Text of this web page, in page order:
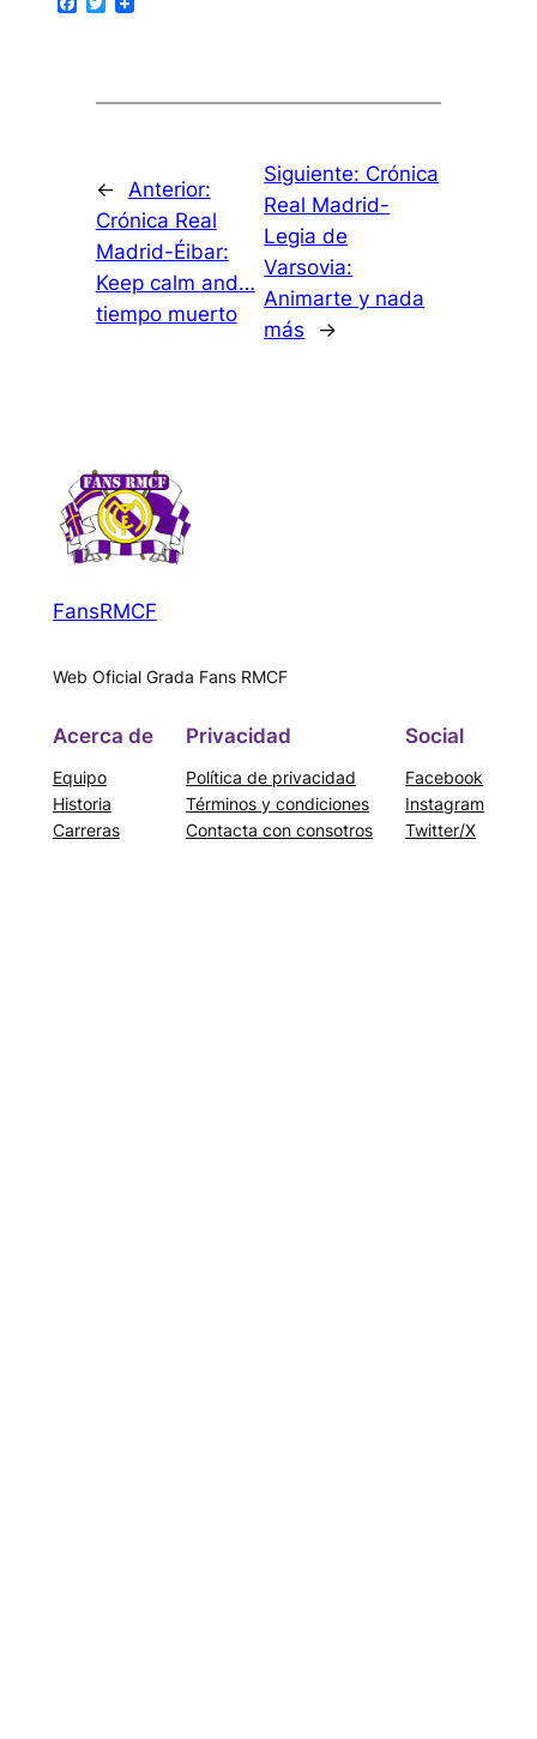
←
Anterior:
Crónica Real
Madrid-Éibar:
Keep calm and…
tiempo muerto
Siguiente: Crónica
Real Madrid-
Legia de
Varsovia:
Animarte y nada
más
→
FansRMCF
Web Oficial Grada Fans RMCF
Acerca de
Equipo
Historia
Carreras
Privacidad
Política de privacidad
Términos y condiciones
Contacta con consotros
Social
Facebook
Instagram
Twitter/X